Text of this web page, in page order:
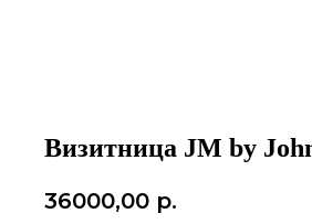
Визитница JM by
36000,00 р.